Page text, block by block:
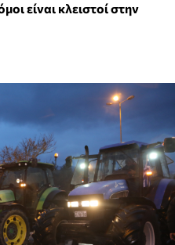
είναι κλειστοί στην